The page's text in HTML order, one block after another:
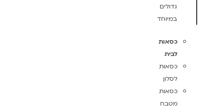
גדולים
במיוחד
כסאות
לבית
כסאות
לסלון
כסאות
מטבח